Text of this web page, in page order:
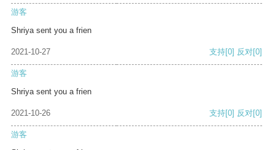
游客
Shriya sent you a frien
2021-10-27 支持[0] 反对[0]
游客
Shriya sent you a frien
2021-10-26 支持[0] 反对[0]
游客